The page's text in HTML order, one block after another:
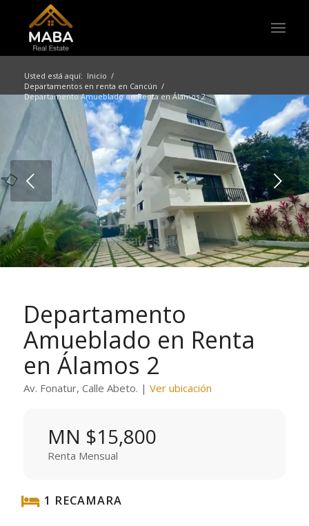
Usted está aquí: Inicio /
Departamentos en renta en Cancún /
Departamento Amueblado en Renta en Álamos 2
Posterior
Departamento
Amueblado en Renta
en Álamos 2
Av. Fonatur, Calle Abeto. | Ver ubicación
MN $15,800
Renta Mensual
1 RECAMARA